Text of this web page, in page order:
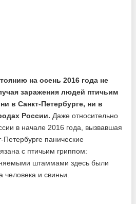
на осень 2016 года не
заражения людей птичьим
в Санкт-Петербурге, ни в
России. Даже относительно
в начале 2016 года, вызвавшая
панические
с птичьим гриппом:
штаммами здесь были
человека и свиньи.